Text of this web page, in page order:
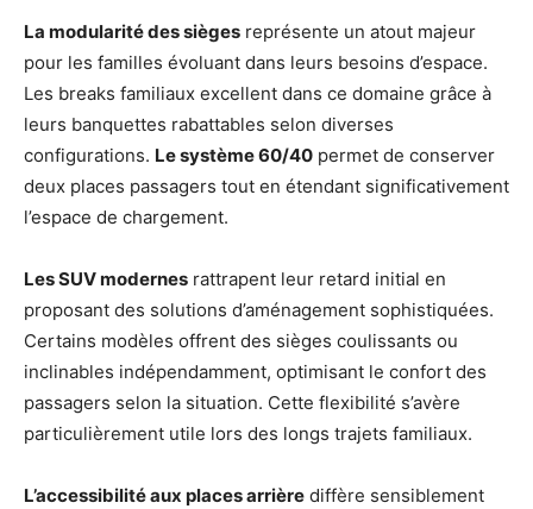
La modularité des sièges représente un atout majeur
pour les familles évoluant dans leurs besoins d’espace.
Les breaks familiaux excellent dans ce domaine grâce à
leurs banquettes rabattables selon diverses
configurations. Le système 60/40 permet de conserver
deux places passagers tout en étendant significativement
l’espace de chargement.
Les SUV modernes rattrapent leur retard initial en
proposant des solutions d’aménagement sophistiquées.
Certains modèles offrent des sièges coulissants ou
inclinables indépendamment, optimisant le confort des
passagers selon la situation. Cette flexibilité s’avère
particulièrement utile lors des longs trajets familiaux.
L’accessibilité aux places arrière diffère sensiblement